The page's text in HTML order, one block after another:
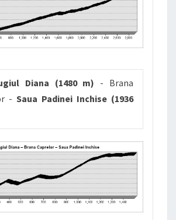
Diana (1480 m) - Brana
-Saua Padinei Inchise (1936